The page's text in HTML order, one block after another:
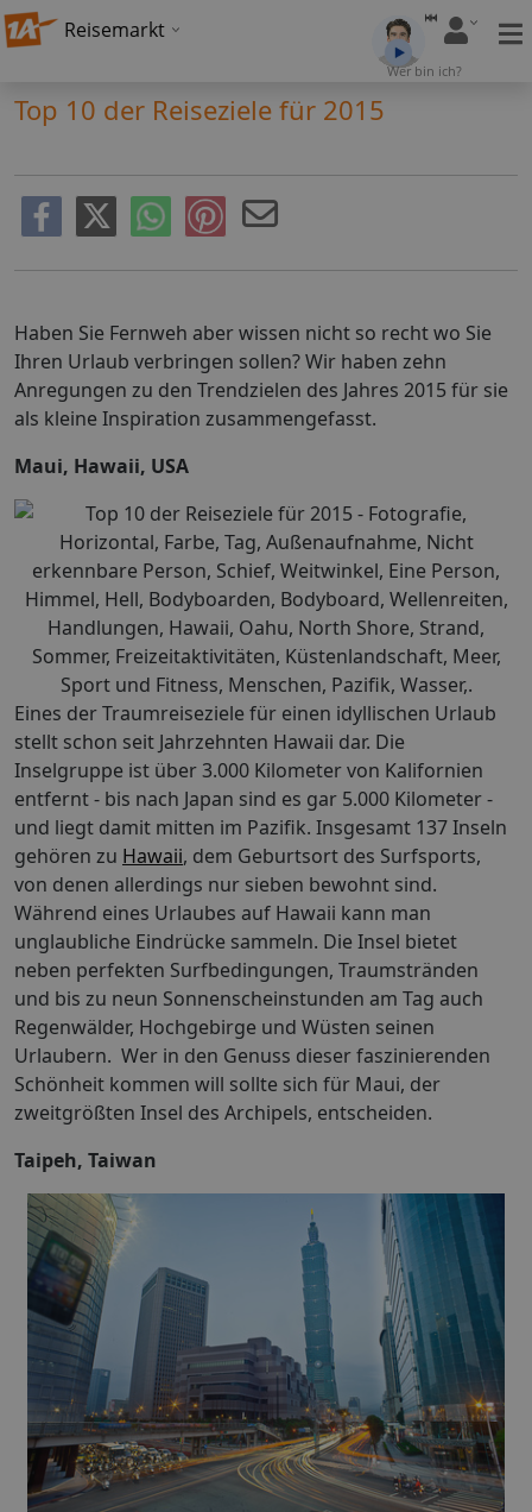
Reisemarkt
Wer bin ich?
Top 10 der Reiseziele für 2015
Haben Sie Fernweh aber wissen nicht so recht wo Sie
Ihren Urlaub verbringen sollen? Wir haben zehn
Anregungen zu den Trendzielen des Jahres 2015 für sie
als kleine Inspiration zusammengefasst.
Maui, Hawaii, USA
Eines der Traumreiseziele für einen idyllischen Urlaub
stellt schon seit Jahrzehnten Hawaii dar. Die
Inselgruppe ist über 3.000 Kilometer von Kalifornien
entfernt - bis nach Japan sind es gar 5.000 Kilometer -
und liegt damit mitten im Pazifik. Insgesamt 137 Inseln
gehören zu Hawaii, dem Geburtsort des Surfsports,
von denen allerdings nur sieben bewohnt sind.
Während eines Urlaubes auf Hawaii kann man
unglaubliche Eindrücke sammeln. Die Insel bietet
neben perfekten Surfbedingungen, Traumstränden
und bis zu neun Sonnenscheinstunden am Tag auch
Regenwälder, Hochgebirge und Wüsten seinen
Urlaubern. Wer in den Genuss dieser faszinierenden
Schönheit kommen will sollte sich für Maui, der
zweitgrößten Insel des Archipels, entscheiden.
Taipeh, Taiwan